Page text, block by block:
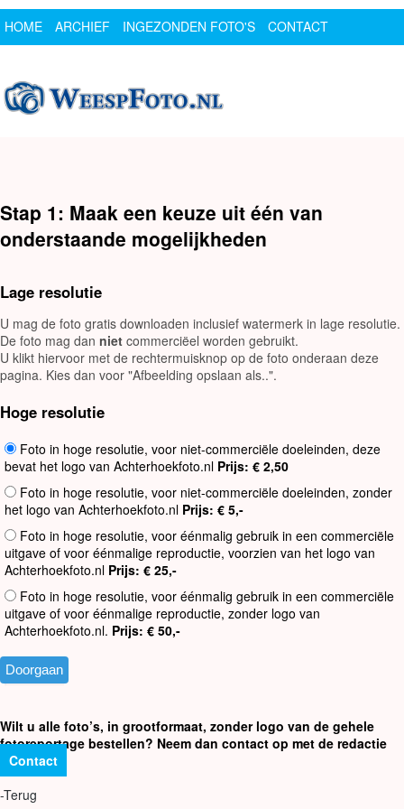
HOME ARCHIEF INGEZONDEN FOTO'S
CONTACT
Stap 1: Maak een keuze uit één van
onderstaande mogelijkheden
Lage resolutie
U mag de foto gratis downloaden inclusief watermerk in lage resolutie.
De foto mag dan niet commerciëel worden gebruikt.
U klikt hiervoor met de rechtermuisknop op de foto onderaan deze
pagina. Kies dan voor "Afbeelding opslaan als..".
Hoge resolutie
Foto in hoge resolutie, voor niet-commerciële doeleinden, deze
bevat het logo van Achterhoekfoto.nl Prijs: € 2,50
Foto in hoge resolutie, voor niet-commerciële doeleinden, zonder
het logo van Achterhoekfoto.nl Prijs: € 5,-
Foto in hoge resolutie, voor éénmalig gebruik in een commerciële
uitgave of voor éénmalige reproductie, voorzien van het logo van
Achterhoekfoto.nl Prijs: € 25,-
Foto in hoge resolutie, voor éénmalig gebruik in een commerciële
uitgave of voor éénmalige reproductie, zonder logo van
Achterhoekfoto.nl. Prijs: € 50,-
Wilt u alle foto’s, in grootformaat, zonder logo van de gehele
fotoreportage bestellen? Neem dan contact op met de redactie
Contact
-Terug